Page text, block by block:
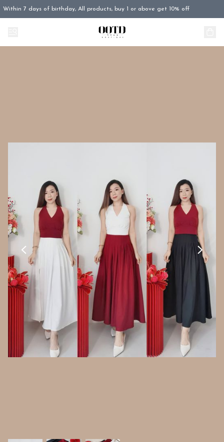
Within 7 days of birthday, All products, buy 1 or above get 10% off